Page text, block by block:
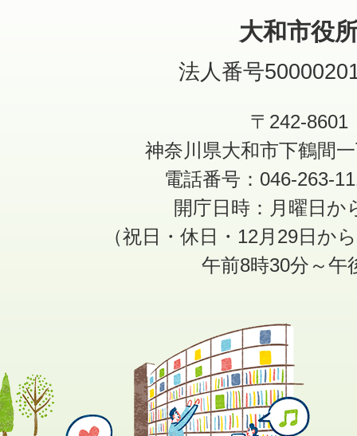
大和市役
法人番号
〒242-8601
神奈川県大和市下鶴間
電話番号：046-263-
開庁日時：月曜日か
（祝日・休日・12月29日か
午前8時30分～午